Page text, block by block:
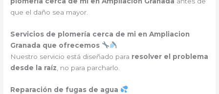
que el daño sea mayor.
Servicios de plomería cerca de mi en Ampliacion
Granada que ofrecemos
Nuestro servicio está diseñado para resolver el problema
desde la raíz , no para parcharlo.
Reparación de fugas de agua